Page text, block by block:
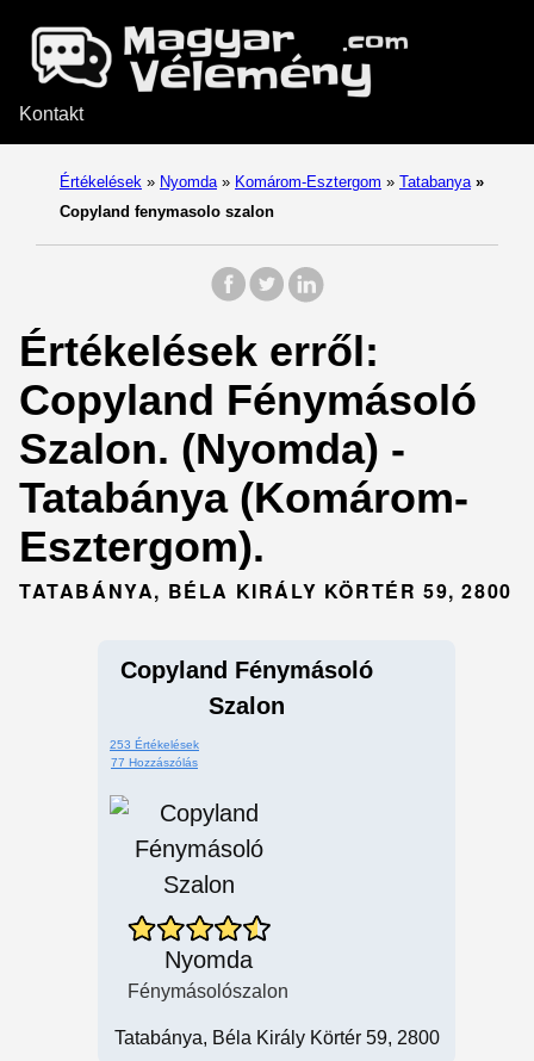
Kontakt
Értékelések » Nyomda » Komárom-Esztergom » Tatabanya »
Copyland fenymasolo szalon
Értékelések erről:
Copyland Fénymásoló
Szalon. (Nyomda) -
Tatabánya (Komárom-
Esztergom).
TATABÁNYA, BÉLA KIRÁLY KÖRTÉR 59, 2800
Copyland Fénymásoló
Szalon
253 Értékelések
77 Hozzászólás
Nyomda
Fénymásolószalon
Tatabánya, Béla Király Körtér 59, 2800